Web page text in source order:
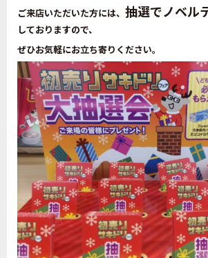
ご来店いただいた方には、 抽選でノベル
しておりますので、
ぜひお気軽にお立ち寄りください。